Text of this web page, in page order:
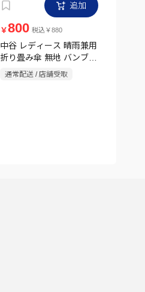
追加
￥800 税込￥880
中谷 レディース 晴雨兼用
折り畳み傘 無地 バンブー
手元 55cm
通常配送 / 店舗受取